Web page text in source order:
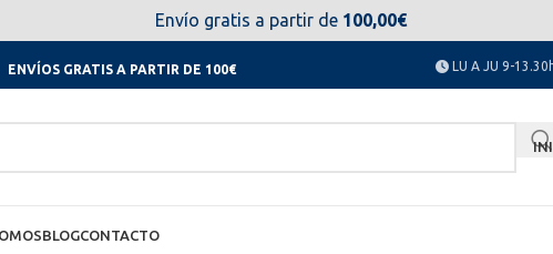
del día 11 al 23 de agosto no estaremos disponibles. Disculpen
ENVÍOS GRATIS A PARTIR DE 100€ LU A JU 9-
BLOGCONTACTO
Envío gratis a partir de 100,00€